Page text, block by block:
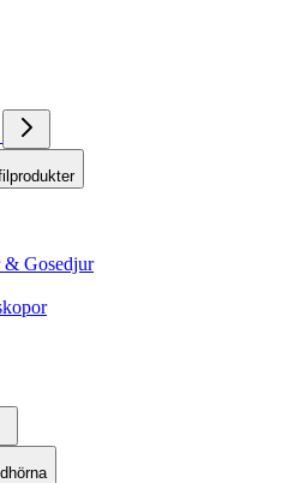
& Gosedjur